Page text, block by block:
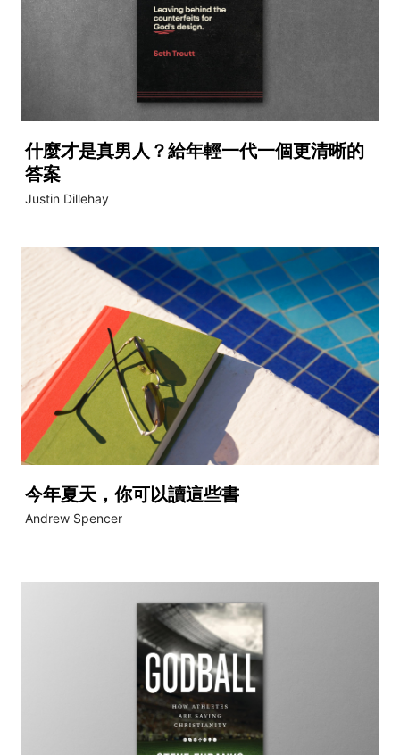
什麼才是真男人？給年輕一代一個更清晰的
答案
Justin Dillehay
今年夏天，你可以讀這些書
Andrew Spencer